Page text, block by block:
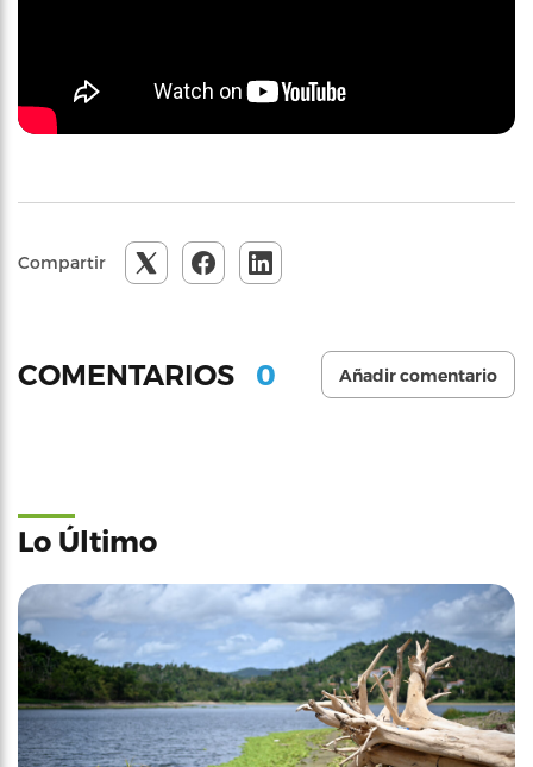
Compartir
COMENTARIOS 0 Añadir comentario
Lo Último